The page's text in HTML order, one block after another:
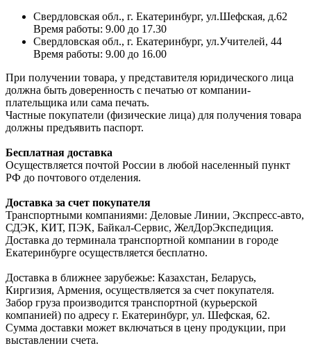
Свердловская обл., г. Екатеринбург, ул.Шефская, д.62
Время работы: 9.00 до 17.30
Свердловская обл., г. Екатеринбург, ул.Учителей, 44
Время работы: 9.00 до 16.00
При получении товара, у представителя юридического лица
должна быть доверенность с печатью от компании-
плательщика или сама печать.
Частные покупатели (физические лица) для получения товара
должны предъявить паспорт.
Бесплатная доставка
Осуществляется почтой России в любой населенный пункт
РФ до почтового отделения.
Доставка за счет покупателя
Транспортными компаниями: Деловые Линии, Экспресс-авто,
СДЭК, КИТ, ПЭК, Байкал-Сервис, ЖелДорЭкспедиция.
Доставка до терминала транспортной компании в городе
Екатеринбурге осуществляется бесплатно.
Доставка в ближнее зарубежье: Казахстан, Беларусь,
Киргизия, Армения, осуществляется за счет покупателя.
Забор груза производится транспортной (курьерской
компанией) по адресу г. Екатеринбург, ул. Шефская, 62.
Сумма доставки может включаться в цену продукции, при
выставлении счета.